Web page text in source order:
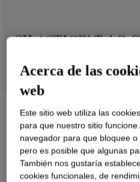
SILASTIC™ T-4 O
Acerca de las
web
Este sitio web utiliza las
para que nuestro sitio
navegador para que bloquee
pero es posible que algunas
También nos gustaría
cookies funcionales, de